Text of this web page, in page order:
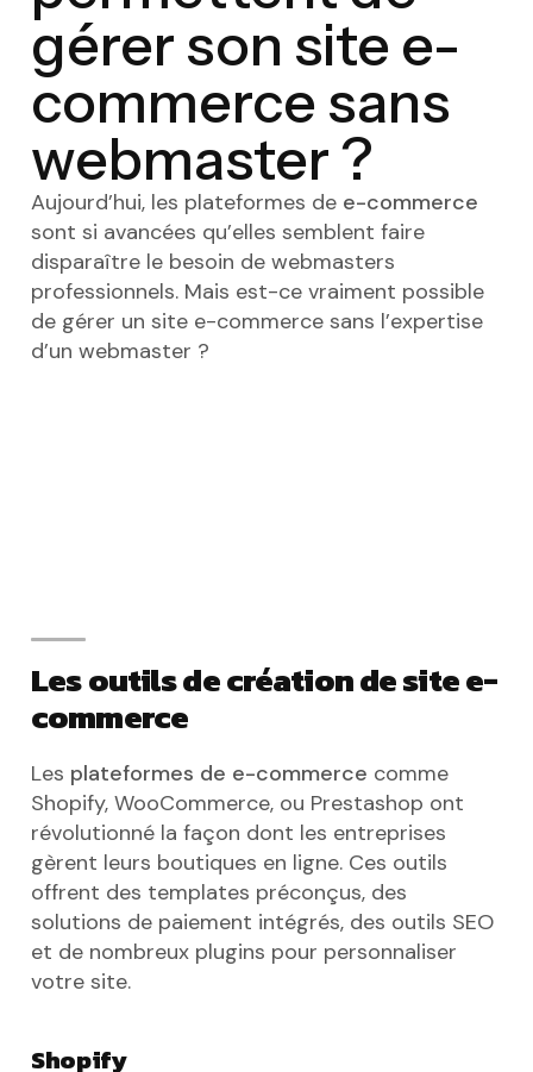
gérer son site e-
commerce sans
webmaster ?
Aujourd’hui, les plateformes de e-commerce
sont si avancées qu’elles semblent faire
disparaître le besoin de webmasters
professionnels. Mais est-ce vraiment possible
de gérer un site e-commerce sans l’expertise
d’un webmaster ?
Les outils de création de site e-
commerce
Les plateformes de e-commerce comme
Shopify, WooCommerce, ou Prestashop ont
révolutionné la façon dont les entreprises
gèrent leurs boutiques en ligne. Ces outils
offrent des templates préconçus, des
solutions de paiement intégrés, des outils SEO
et de nombreux plugins pour personnaliser
votre site.
Shopify